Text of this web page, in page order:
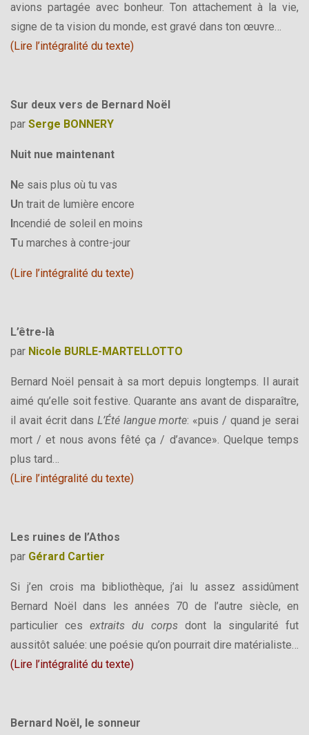
avions partagée avec bonheur. Ton attachement à la vie,
signe de ta vision du monde, est gravé dans ton œuvre…
(Lire l’intégralité du texte)
Sur deux vers de Bernard Noël
par Serge BONNERY
Nuit nue maintenant
Ne sais plus où tu vas
Un trait de lumière encore
Incendié de soleil en moins
Tu marches à contre-jour
(Lire l’intégralité du texte)
L’être-là
par Nicole BURLE-MARTELLOTTO
Bernard Noël pensait à sa mort depuis longtemps. Il aurait
aimé qu’elle soit festive. Quarante ans avant de disparaître,
il avait écrit dans L’Été langue morte: «puis / quand je serai
mort / et nous avons fêté ça / d’avance». Quelque temps
plus tard…
(Lire l’intégralité du texte)
Les ruines de l’Athos
par Gérard Cartier
Si j’en crois ma bibliothèque, j’ai lu assez assidûment
Bernard Noël dans les années 70 de l’autre siècle, en
particulier ces extraits du corps dont la singularité fut
aussitôt saluée: une poésie qu’on pourrait dire matérialiste…
(Lire l’intégralité du texte)
Bernard Noël, le sonneur